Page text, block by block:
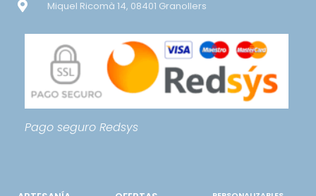
Miquel Ricomà 14, 08401 Granollers
Pago seguro Redsys